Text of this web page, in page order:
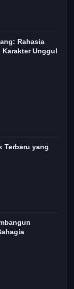
Rahasia
Unggul
Terbaru yang